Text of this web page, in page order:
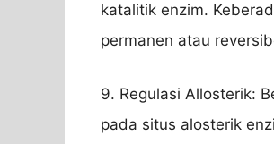
katalitik enzim.
permanen atau
9. Regulasi Allosterik:
pada situs alosterik